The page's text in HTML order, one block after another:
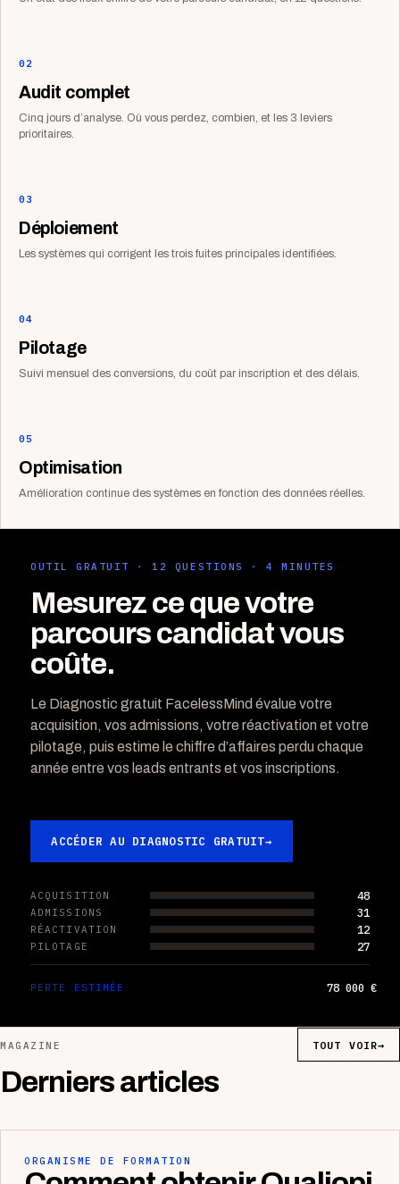
02
Audit complet
Cinq jours d’analyse. Où vous perdez, combien, et les 3 leviers
prioritaires.
03
Déploiement
Les systèmes qui corrigent les trois fuites principales identifiées.
04
Pilotage
Suivi mensuel des conversions, du coût par inscription et des délais.
05
Optimisation
Amélioration continue des systèmes en fonction des données réelles.
OUTIL GRATUIT · 12 QUESTIONS · 4 MINUTES
Mesurez ce que votre
parcours candidat vous
coûte.
Le Diagnostic gratuit FacelessMind évalue votre
acquisition, vos admissions, votre réactivation et votre
pilotage, puis estime le chiffre d’affaires perdu chaque
année entre vos leads entrants et vos inscriptions.
ACCÉDER AU DIAGNOSTIC GRATUIT→
ACQUISITION 48
ADMISSIONS 31
RÉACTIVATION 12
PILOTAGE 27
PERTE ESTIMÉE 78 000 €
MAGAZINE
Derniers articles
TOUT VOIR→
ORGANISME DE FORMATION